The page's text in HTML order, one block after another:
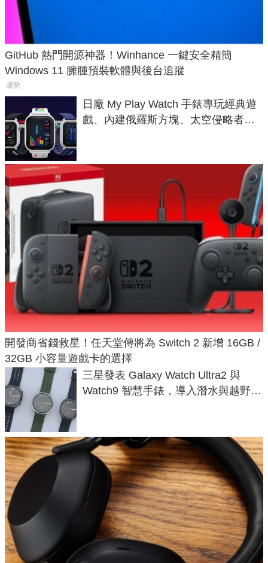
GitHub 熱門開源神器！Winhance 一鍵安全精簡
Windows 11 臃腫預裝軟體與後台追蹤
趨勢
日廠 My Play Watch 手錶專玩經典遊
戲、內建俄羅斯方塊、太空侵略者，
開發商省錢救星！任天堂傳將為 Switch 2 新增 16GB /
32GB 小容量遊戲卡的選擇
三星發表 Galaxy Watch Ultra2 與
Watch9 智慧手錶，導入潛水與越野跑